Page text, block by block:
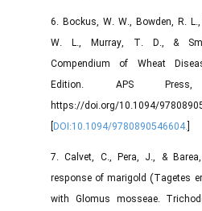
6. Bockus, W. W., Bowden, R.
W. L., Murray, T. D., &
Compendium of Wheat
Edition. APS
https://doi.org/10.1094/
[DOI:10.1094/9780890546604.
7. Calvet, C., Pera, J., &
response of marigold (Tagetes
with Glomus mosseae.